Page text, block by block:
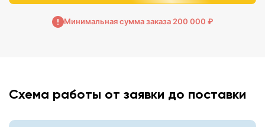
Минимальная сумма заказа 200 000 ₽
Схема работы от заявки до поставки